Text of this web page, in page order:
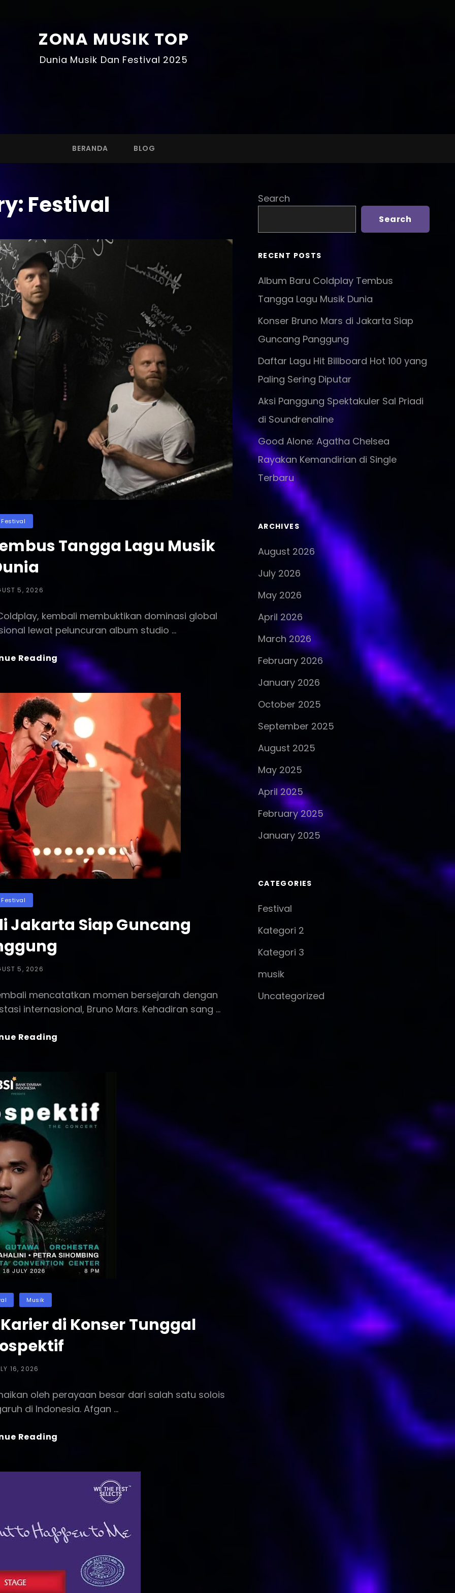
ZONA MUSIK TOP
Dunia Musik Dan Festival 2025
BERANDA BLOG
Festival
Festival
Tangga Lagu Musik
5, 2026
kembali membuktikan dominasi global
lewat peluncuran album studio …
Reading Album
Baru
Coldplay
Tembus
Tangga
Lagu
Musik
Dunia
Festival
Jakarta Siap Guncang
5, 2026
mencatatkan momen bersejarah dengan
internasional, Bruno Mars. Kehadiran sang …
Reading
Guncang
Panggung
Musik
di Konser Tunggal
16, 2026
oleh perayaan besar dari salah satu solois
di Indonesia. Afgan …
Reading
Karier
Retrospektif
Search
Search
RECENT POSTS
Album Baru Coldplay Tembus
Tangga Lagu Musik Dunia
Konser Bruno Mars di Jakarta Siap
Guncang Panggung
Daftar Lagu Hit Billboard Hot 100 yang
Paling Sering Diputar
Aksi Panggung Spektakuler Sal Priadi
di Soundrenaline
Good Alone: Agatha Chelsea
Rayakan Kemandirian di Single
Terbaru
ARCHIVES
August 2026
July 2026
May 2026
April 2026
March 2026
February 2026
January 2026
October 2025
September 2025
August 2025
May 2025
April 2025
February 2025
January 2025
CATEGORIES
Festival
Kategori 2
Kategori 3
musik
Uncategorized